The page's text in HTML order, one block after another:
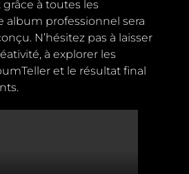
à toutes les
album professionnel sera
N’hésitez pas à laisser
à explorer les
et le résultat final